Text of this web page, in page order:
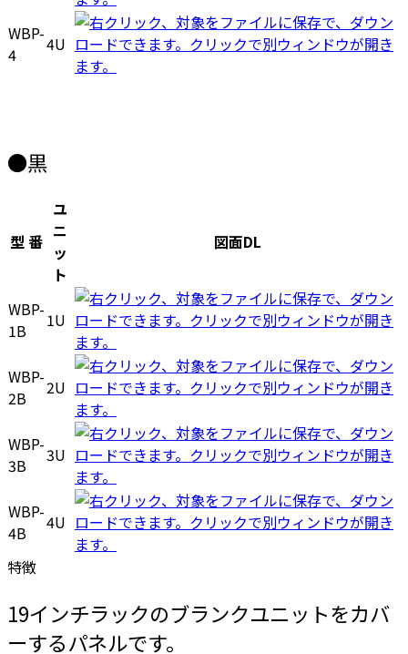
WBP-
4
4U
●黒
型 番
ユ
ニ
ッ
ト
図面DL
WBP-
1B
1U
WBP-
2B
2U
WBP-
3B
3U
WBP-
4B
4U
特徴
19インチラックのブランクユニットをカバ
ーするパネルです。